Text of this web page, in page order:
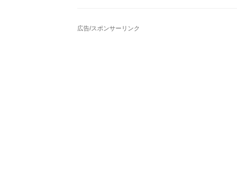
広告/スポンサーリンク